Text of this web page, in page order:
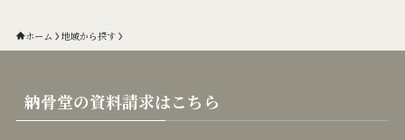
ホーム 地域から探す
納骨堂の資料請求はこちら